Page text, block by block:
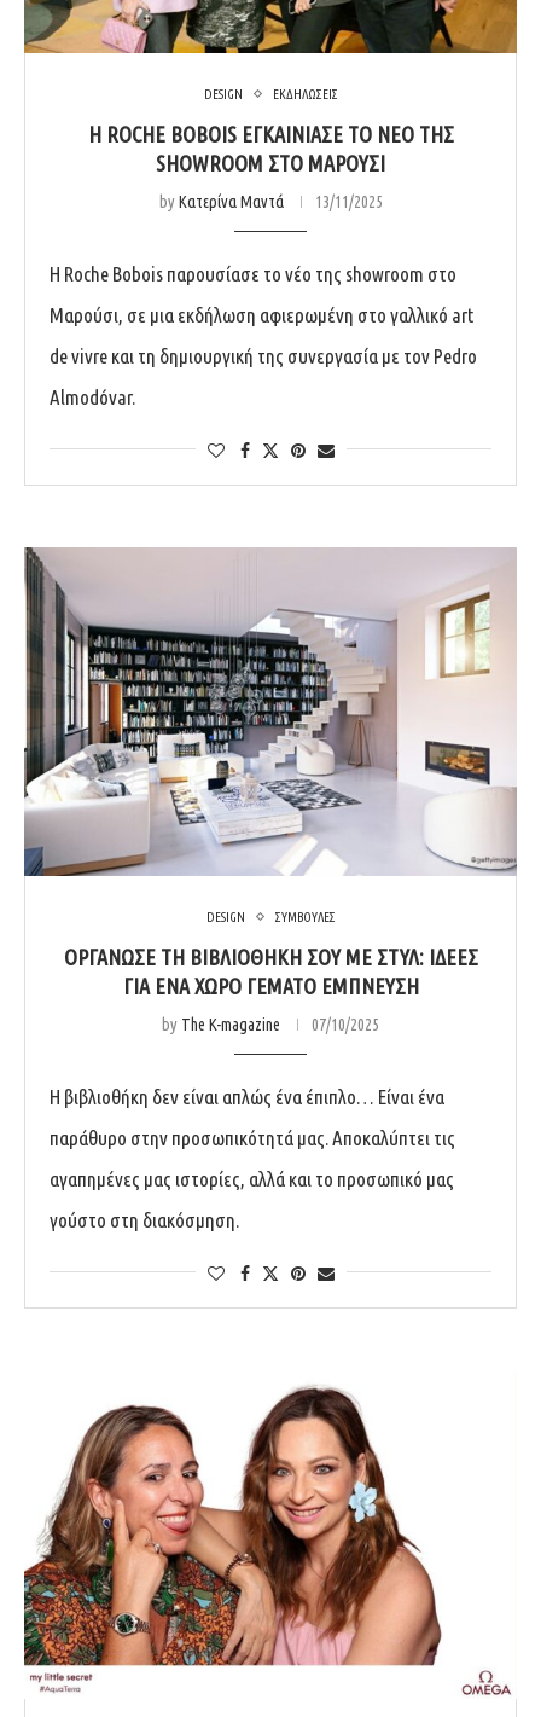
DESIGN ΕΚΔΗΛΩΣΕΙΣ
Η ROCHE BOBOIS ΕΓΚΑΙΝΊΑΣΕ ΤΟ ΝΈΟ ΤΗΣ
SHOWROOM ΣΤΟ ΜΑΡΟΎΣΙ
byΚατερίνα Μαντά 13/11/2025
Η Roche Bobois παρουσίασε το νέο της showroom στο
Μαρούσι, σε μια εκδήλωση αφιερωμένη στο γαλλικό art
de vivre και τη δημιουργική της συνεργασία με τον Pedro
Almodóvar.
DESIGN ΣΥΜΒΟΥΛΕΣ
ΟΡΓΆΝΩΣΕ ΤΗ ΒΙΒΛΙΟΘΉΚΗ ΣΟΥ ΜΕ ΣΤΥΛ: ΙΔΈΕΣ
ΓΙΑ ΈΝΑ ΧΏΡΟ ΓΕΜΆΤΟ ΈΜΠΝΕΥΣΗ
by The K-magazine 07/10/2025
Η βιβλιοθήκη δεν είναι απλώς ένα έπιπλο… Είναι ένα
παράθυρο στην προσωπικότητά μας. Αποκαλύπτει τις
αγαπημένες μας ιστορίες, αλλά και το προσωπικό μας
γούστο στη διακόσμηση.